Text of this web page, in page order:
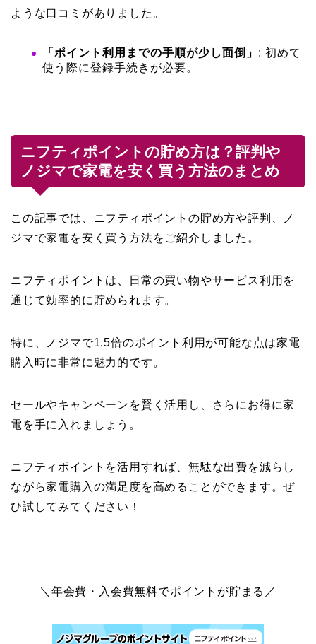
ような口コミがありました。
「ポイント利用までの手順が少し面倒」 : 初めて
使う際に登録手続きが必要。
ニフティポイントの貯め方は？評判や
ノジマで家電を安く買う方法のまとめ
この記事では、ニフティポイントの貯め方や評判、ノ
ジマで家電を安く買う方法をご紹介しました。
ニフティポイントは、日常の買い物やサービス利用を
通じて効率的に貯められます。
特に、ノジマで1.5倍のポイント利用が可能な点は家電
購入時に非常に魅力的です。
セールやキャンペーンを賢く活用し、さらにお得に家
電を手に入れましょう。
ニフティポイントを活用すれば、無駄な出費を減らし
ながら家電購入の満足度を高めることができます。ぜ
ひ試してみてください！
＼年会費・入会費無料でポイントが貯まる／